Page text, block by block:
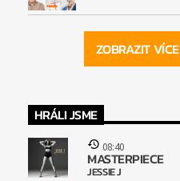
ZOBRAZIT VÍCE
HRÁLI JSME
08:40
MASTERPIECE
JESSIE J